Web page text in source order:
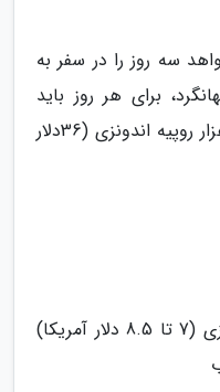
سه روز را در سفر به
برای هر روز باید
مبلغی در حدود 450هزار تا 500 هزار روپیه اندونزی (36دلار
حدود 96 تا 116 هزار روپیه اندونزی (7 تا 8.5 دلار آمریکا)